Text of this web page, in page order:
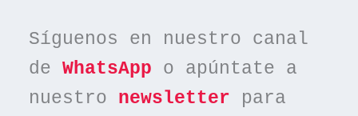
Síguenos en nuestro canal
de WhatsApp o apúntate a
nuestro newsletter para